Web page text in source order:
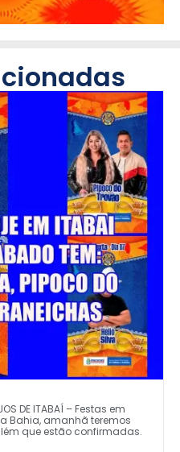
DE ITABAÍ – Festas em
Bahia, amanhã teremos
que estão confirmadas.